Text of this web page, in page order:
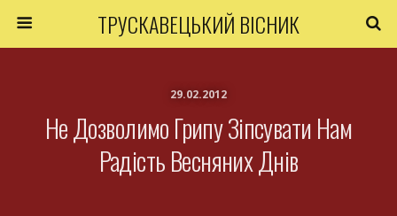
ТРУСКАВЕЦЬКИЙ ВІСНИК
29.02.2012
Не Дозволимо Грипу Зіпсувати Нам
Радість Весняних Днів